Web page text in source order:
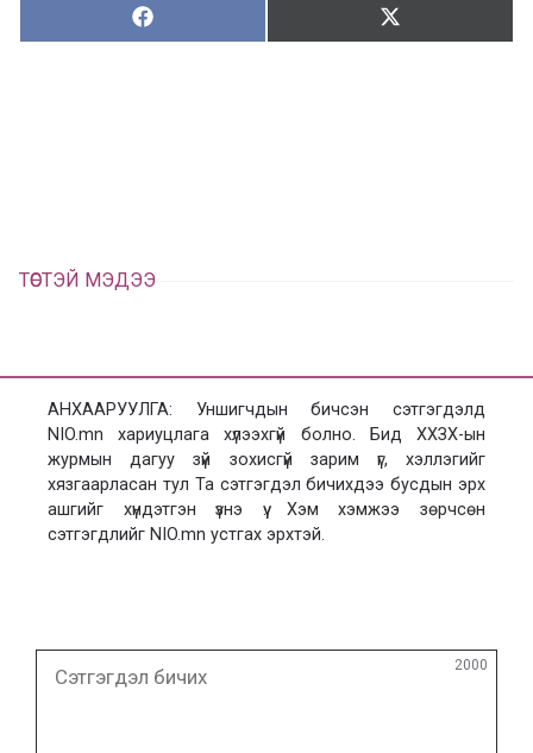
Хуваалцах:
Х
у
Түгээх:
Т
ү
ТӨСТЭЙ МЭДЭЭ
АНХААРУУЛГА: Уншигчдын бичсэн сэтгэгдэлд
NIO.mn хариуцлага хүлээхгүй болно. Бид ХХЗХ-ын
журмын дагуу зүй зохисгүй зарим үг, хэллэгийг
хязгаарласан тул Та сэтгэгдэл бичихдээ бусдын эрх
ашгийг хүндэтгэн үзнэ үү. Хэм хэмжээ зөрчсөн
сэтгэгдлийг NIO.mn устгах эрхтэй.
2000